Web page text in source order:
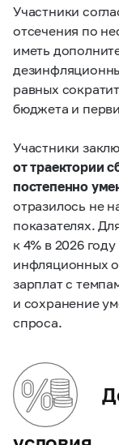
Участники
отсечения по
иметь
равных
бюджета и
Участники
от траектории
постепенно
отразилось не
показателях.
к 4% в 2026
инфляционных
зарплат с
и сохранение
спроса.